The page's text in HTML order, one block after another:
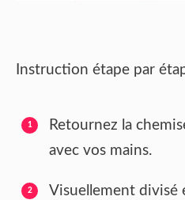
Instruction étape par
Retournez la
avec vos mains.
Visuellement divisé